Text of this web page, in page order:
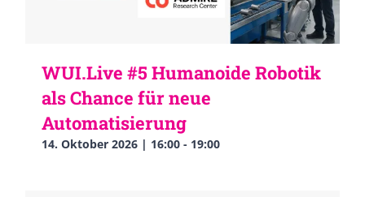
WUI.Live #5 Humanoide Robotik
als Chance für neue
Automatisierung
14. Oktober 2026 | 16:00 - 19:00